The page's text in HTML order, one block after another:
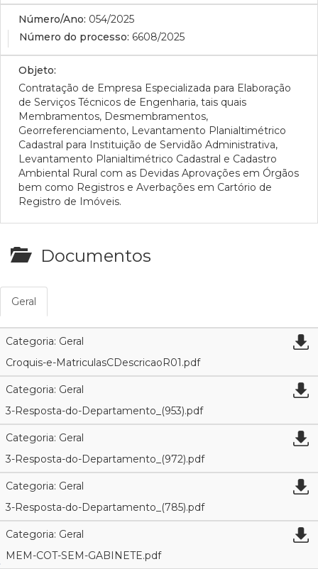
Número/Ano: 054/2025
Número do processo: 6608/2025
Objeto:
Contratação de Empresa Especializada para Elaboração
de Serviços Técnicos de Engenharia, tais quais
Membramentos, Desmembramentos,
Georreferenciamento, Levantamento Planialtimétrico
Cadastral para Instituição de Servidão Administrativa,
Levantamento Planialtimétrico Cadastral e Cadastro
Ambiental Rural com as Devidas Aprovações em Órgãos
bem como Registros e Averbações em Cartório de
Registro de Imóveis.
Documentos
Geral
Categoria: Geral
Croquis-e-MatriculasCDescricaoR01.pdf
Categoria: Geral
3-Resposta-do-Departamento_(953).pdf
Categoria: Geral
3-Resposta-do-Departamento_(972).pdf
Categoria: Geral
3-Resposta-do-Departamento_(785).pdf
Categoria: Geral
MEM-COT-SEM-GABINETE.pdf